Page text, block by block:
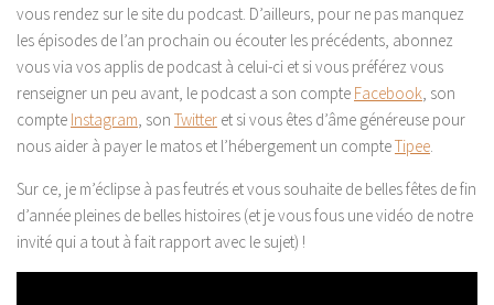
vous rendez sur le site du podcast. D’ailleurs, pour ne pas manquez
les épisodes de l’an prochain ou écouter les précédents, abonnez
vous via vos applis de podcast à celui-ci et si vous préférez vous
renseigner un peu avant, le podcast a son compte Facebook, son
compte Instagram, son Twitter et si vous êtes d’âme généreuse pour
nous aider à payer le matos et l’hébergement un compteTipee.
Sur ce, je m’éclipse à pas feutrés et vous souhaite de belles fêtes de fin
d’année pleines de belles histoires (et je vous fous une vidéo de notre
invité qui a tout à fait rapport avec le sujet) !